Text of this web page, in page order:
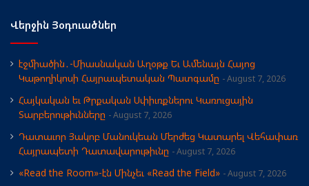
Վերջին Յօդուածներ
էջմիածին․-Միասնական Աղօթք Եւ Ամենայն Հայոց
Կաթողիկոսի Հայրապետական Պատգամը
August 7, 2026
Հայկական եւ Թրքական Սփիւռքներու Կառուցային
Տարբերութիւնները
August 7, 2026
Դատաւոր Յակոբ Մանուկեան Մերժեց Կատարել Վեհափառ
Հայրապետի Դատավարութիւնը
August 7, 2026
«Read the Room»-էն Մինչեւ «Read the Field» August 7, 2026